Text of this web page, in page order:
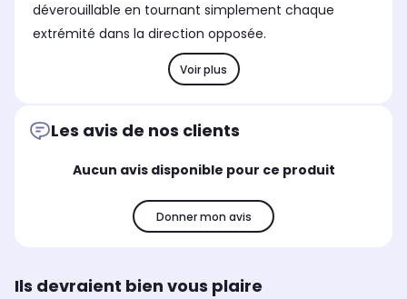
déverouillable en tournant simplement chaque
extrémité dans la direction opposée.
Voir plus
Les avis de nos clients
Aucun avis disponible pour ce produit
Donner mon avis
Ils devraient bien vous plaire